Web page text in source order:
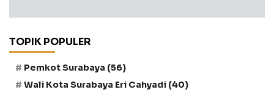
TOPIK POPULER
Pemkot Surabaya (56)
Wali Kota Surabaya Eri Cahyadi (40)